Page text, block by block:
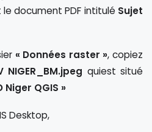
le document PDF intitulé Sujet
« Données raster », copiez
NIGER_BM.jpeg quiest situé
Niger QGIS »
Desktop,